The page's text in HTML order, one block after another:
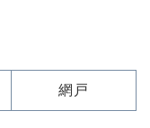
網戸